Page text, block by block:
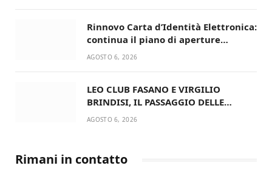
Rinnovo Carta d’Identità Elettronica:
continua il piano di aperture
straordinarie del Comune di Fasano
AGOSTO 6, 2026
LEO CLUB FASANO E VIRGILIO
BRINDISI, IL PASSAGGIO DELLE
CONSEGNE RINNOVA UN’AMICIZIA
AGOSTO 6, 2026
Rimani in contatto